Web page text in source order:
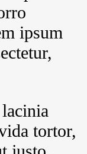
ipsum
tortor,